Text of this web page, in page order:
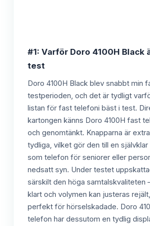
#1: Varför Doro 4100H Black
test
Doro 4100H Black blev snabbt min
testperioden, och det är tydligt
listan för fast telefoni bäst i test.
kartongen känns Doro 4100H fast
och genomtänkt. Knapparna är
tydliga, vilket gör den till en självklar
som telefon för seniorer eller
nedsatt syn. Under testet
särskilt den höga samtalskvaliteten
klart och volymen kan justeras
perfekt för hörselskadade. Doro
telefon har dessutom en tydlig